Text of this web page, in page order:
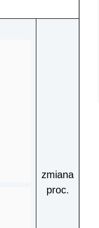
zmiana
proc.